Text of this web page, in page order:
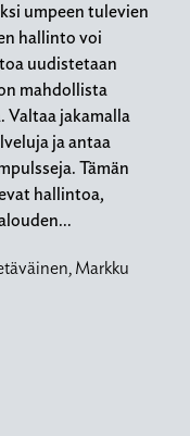
umpeen tulevien
hallinto voi
uudistetaan
mahdollista
Valtaa jakamalla
ja antaa
Tämän
hallintoa,
Markku